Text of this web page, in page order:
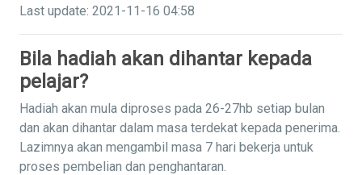
Last update: 2021-11-16 04:58
Bila hadiah akan dihantar kepada
pelajar?
Hadiah akan mula diproses pada 26-27hb setiap bulan
dan akan dihantar dalam masa terdekat kepada penerima.
Lazimnya akan mengambil masa 7 hari bekerja untuk
proses pembelian dan penghantaran.